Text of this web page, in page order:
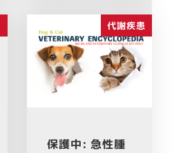
代謝疾患
保護中: 急性腫